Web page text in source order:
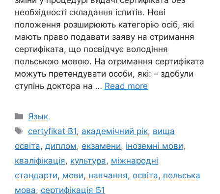
необхідності складання іспитів. Нові
положення розширюють категорію осіб, які
мають право подавати заяву на отримання
сертифіката, що посвідчує володіння
польською мовою. На отримання сертифіката
можуть претендувати особи, які: – здобули
ступінь доктора на … Read more
Categories
Язык
Tags
certyfikat B1, академічний рік, вища
освіта, диплом, екзамени, іноземні мови,
кваліфікація, культура, міжнародні
стандарти, мови, навчання, освіта, польська
мова, сертифікація Б1